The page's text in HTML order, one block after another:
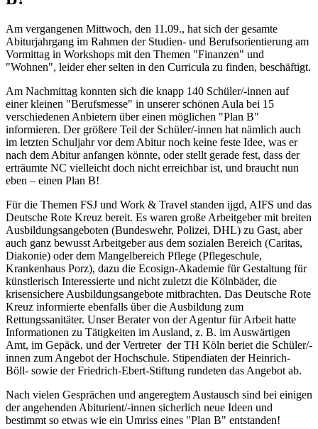
Am vergangenen Mittwoch, den 11.09., hat sich der gesamte
Abiturjahrgang im Rahmen der Studien- und Berufsorientierung am
Vormittag in Workshops mit den Themen "Finanzen" und
"Wohnen", leider eher selten in den Curricula zu finden, beschäftigt.
Am Nachmittag konnten sich die knapp 140 Schüler/-innen auf
einer kleinen "Berufsmesse" in unserer schönen Aula bei 15
verschiedenen Anbietern über einen möglichen "Plan B"
informieren. Der größere Teil der Schüler/-innen hat nämlich auch
im letzten Schuljahr vor dem Abitur noch keine feste Idee, was er
nach dem Abitur anfangen könnte, oder stellt gerade fest, dass der
erträumte NC vielleicht doch nicht erreichbar ist, und braucht nun
eben – einen Plan B!
Für die Themen FSJ und Work & Travel standen ijgd, AIFS und das
Deutsche Rote Kreuz bereit. Es waren große Arbeitgeber mit breiten
Ausbildungsangeboten (Bundeswehr, Polizei, DHL) zu Gast, aber
auch ganz bewusst Arbeitgeber aus dem sozialen Bereich (Caritas,
Diakonie) oder dem Mangelbereich Pflege (Pflegeschule,
Krankenhaus Porz), dazu die Ecosign-Akademie für Gestaltung für
künstlerisch Interessierte und nicht zuletzt die Kölnbäder, die
krisensichere Ausbildungsangebote mitbrachten. Das Deutsche Rote
Kreuz informierte ebenfalls über die Ausbildung zum
Rettungssanitäter. Unser Berater von der Agentur für Arbeit hatte
Informationen zu Tätigkeiten im Ausland, z. B. im Auswärtigen
Amt, im Gepäck, und der Vertreter der TH Köln beriet die Schüler/-
innen zum Angebot der Hochschule. Stipendiaten der Heinrich-
Böll- sowie der Friedrich-Ebert-Stiftung rundeten das Angebot ab.
Nach vielen Gesprächen und angeregtem Austausch sind bei einigen
der angehenden Abiturient/-innen sicherlich neue Ideen und
bestimmt so etwas wie ein Umriss eines "Plan B" entstanden!